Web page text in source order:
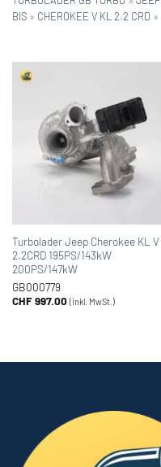
BIS » CHEROKEE V KL 2.2 CRD »
Turbolader Jeep Cherokee KL V
2.2CRD 195PS/143kW
200PS/147kW
GB000779
CHF997.00 (inkl. MwSt.)